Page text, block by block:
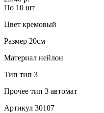
По 10 шт
Цвет кремовый
Размер 20см
Материал нейлон
Тип тип 3
Прочее тип 3 автомат
Артикул 30107